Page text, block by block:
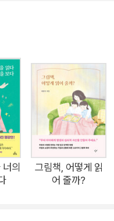
권의 동화책 중에서 초등
2004년부터 지금까지
나눈 현직 교사이자, 교
하는 그림책·동화책 전
을 추리고 추려 이 책에 담
구, 세상, 장르, 시리즈, 그
저자는 왜 이 동화책을 소
인지, 아이들과 함께 생
서도 따뜻한 문체로 이야
학부모와 교사를 위한
의
그림책, 어떻게 읽
어 줄까?